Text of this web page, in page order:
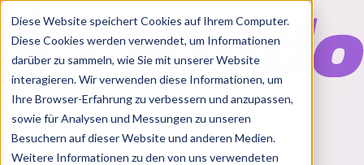
Diese Website speichert Cookies auf Ihrem Computer.
Diese Cookies werden verwendet, um Informationen
darüber zu sammeln, wie Sie mit unserer Website
interagieren. Wir verwenden diese Informationen, um
Ihre Browser-Erfahrung zu verbessern und anzupassen,
sowie für Analysen und Messungen zu unseren
Besuchern auf dieser Website und anderen Medien.
Weitere Informationen zu den von uns verwendeten
Features
Solutions
BlogChartsRabatt CodesPakete